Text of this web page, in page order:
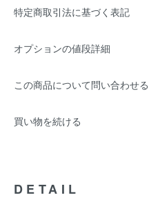
特定商取引法に基づく表記
オプションの値段詳細
この商品について問い合わせる
買い物を続ける
DETAIL